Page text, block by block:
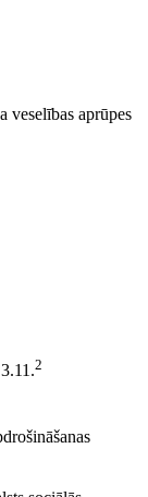
veselības aprūpes
2